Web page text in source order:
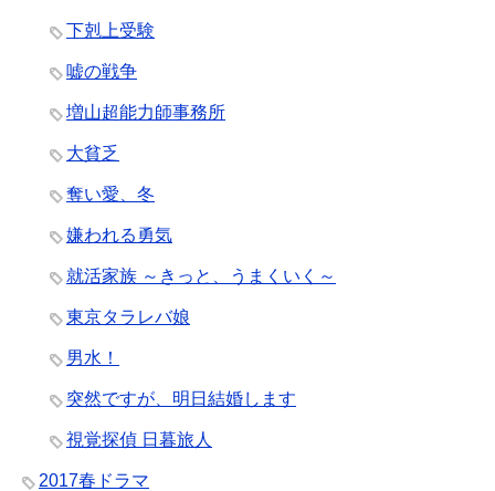
下剋上受験
嘘の戦争
増山超能力師事務所
大貧乏
奪い愛、冬
嫌われる勇気
就活家族 ～きっと、うまくいく～
東京タラレバ娘
男水！
突然ですが、明日結婚します
視覚探偵 日暮旅人
2017春ドラマ